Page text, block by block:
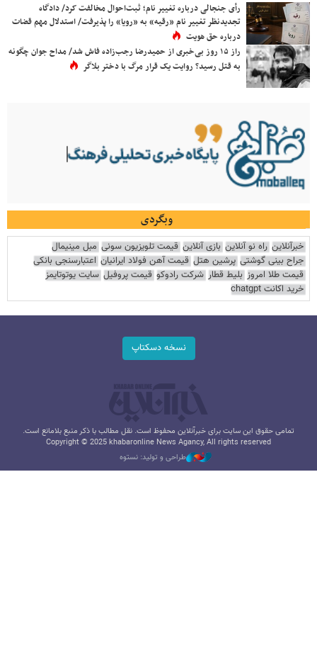
رأی جنجالی درباره تغییر نام؛ ثبت‌احوال مخالفت کرد/ دادگاه
تجدیدنظر تغییر نام «رقیه» به «رویا» را پذیرفت/ استدلال مهم قضات
درباره حق هویت
راز ۱۵ روز بی‌خبری از حمیدرضا رجب‌زاده فاش شد/ مداح جوان چگونه
به قتل رسید؟ روایت یک قرار مرگ با دختر بلاگر
وبگردی
خبرآنلاین راه نو آنلاین بازی آنلاین قیمت تلویزیون سونی مبل مینیمال
جراح بینی گوشتی پرشین هتل قیمت آهن فولاد ایرانیان اعتبارسنجی بانکی
قیمت طلا امروز بلیط قطار شرکت رادوکو قیمت پروفیل سایت یوتوتایمز
خرید اکانت chatgpt
نسخه دسکتاپ
تمامی حقوق این سایت برای خبرآنلاین محفوظ است. نقل مطالب با ذکر منبع بلامانع است.
Copyright © 2025 khabaronline News Agancy, All rights reserved
طراحی و تولید: نستوه